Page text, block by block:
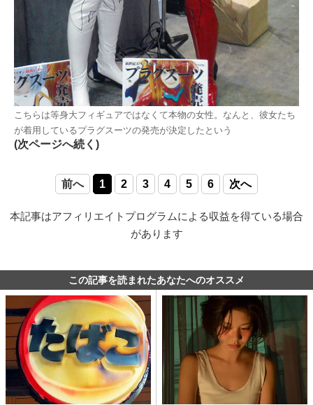
こちらは等身大フィギュアではなくて本物の女性。なんと、彼女たち
が着用しているプラグスーツの発売が決定したという
(次ページへ続く)
前へ 1 2 3 4 5 6 次へ
本記事はアフィリエイトプログラムによる収益を得ている場合
があります
この記事を読まれたあなたへのオススメ